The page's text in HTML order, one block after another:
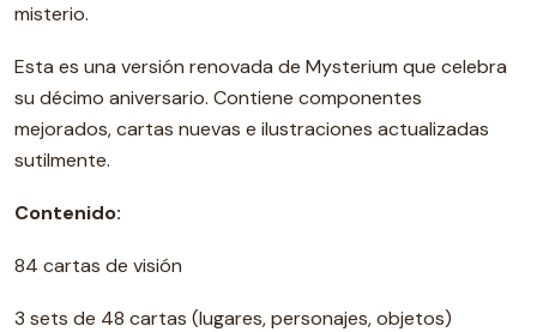
misterio.
Esta es una versión renovada de Mysterium que celebra
su décimo aniversario. Contiene componentes
mejorados, cartas nuevas e ilustraciones actualizadas
sutilmente.
Contenido:
84 cartas de visión
3 sets de 48 cartas (lugares, personajes, objetos)